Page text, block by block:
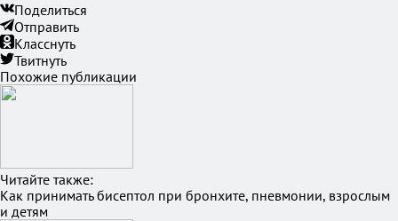
Поделиться
Отправить
Класснуть
Твитнуть
Похожие публикации
Читайте также:
Как принимать бисептол при бронхите, пневмонии, взрослым
и детям